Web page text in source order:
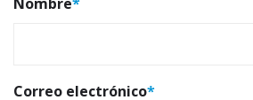
Correo electrónico*